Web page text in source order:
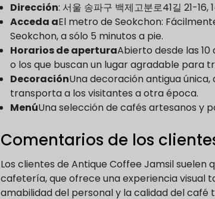
Dirección: 서울 송파구 백제고분로41길 21-16,
Acceda aEl metro de Seokchon:
Seokchon, a sólo 5 minutos a pie.
Horarios de aperturaAbierto desde las
o los que buscan un lugar agradable para
DecoraciónUna decoración antigua
transporta a los visitantes a otra época.
MenúUna selección de cafés artesanos y
Comentarios de los
Los clientes de Antique Coffee Jamsil
cafetería, que ofrece una experiencia visual
amabilidad del personal y la calidad del